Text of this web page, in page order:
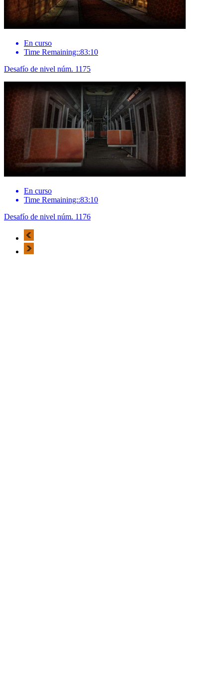
En curso
Time Remaining::83:10
Desafío de nivel núm. 1175
En curso
Time Remaining::83:10
Desafío de nivel núm. 1176